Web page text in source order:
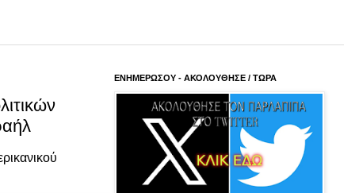
ΕΝΗΜΕΡΩΣΟΥ - ΑΚΟΛΟΥΘΗΣΕ / ΤΩΡΑ